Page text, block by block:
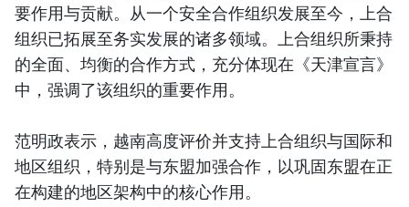
要作用与贡献。从一个安全合作组织发展至今，上合
组织已拓展至务实发展的诸多领域。上合组织所秉持
的全面、均衡的合作方式，充分体现在《天津宣言》
中，强调了该组织的重要作用。
范明政表示，越南高度评价并支持上合组织与国际和
地区组织，特别是与东盟加强合作，以巩固东盟在正
在构建的地区架构中的核心作用。